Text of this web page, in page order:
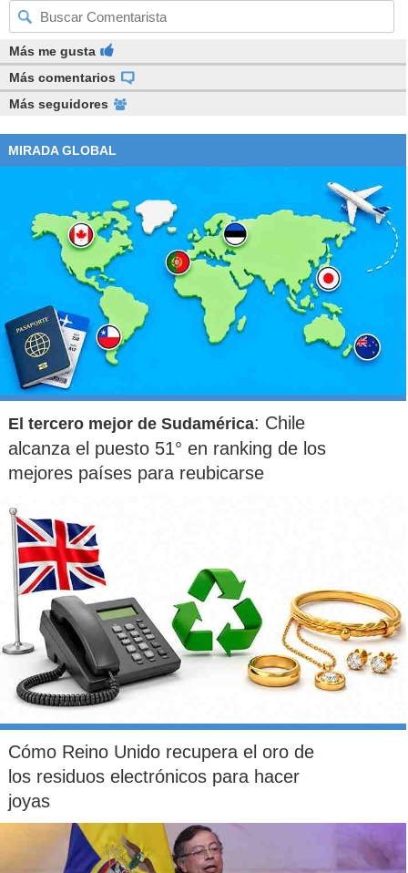
Más me gusta
Más comentarios
Más seguidores
MIRADA GLOBAL
El tercero mejor de Sudamérica: Chile
alcanza el puesto 51° en ranking de los
mejores países para reubicarse
Cómo Reino Unido recupera el oro de
los residuos electrónicos para hacer
joyas